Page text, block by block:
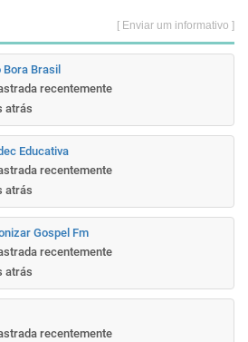
[ Enviar um informativo ]
Bora Brasil
recentemente
atrás
Educativa
recentemente
atrás
Gospel Fm
recentemente
atrás
recentemente